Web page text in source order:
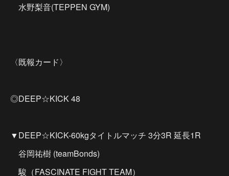
水野梨音(TEPPEN GYM)
〈既報カード〉
◎DEEP☆KICK 48
▼DEEP☆KICK-60kgタイトルマッチ 3分3R 延長1R
谷岡祐樹 (teamBonds)
駿（FASCINATE FIGHT TEAM）